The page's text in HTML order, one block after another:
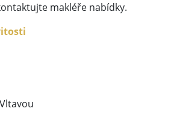
makléře nabídky.